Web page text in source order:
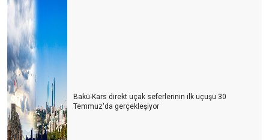
Bakü-Kars direkt uçak seferlerinin ilk uçuşu 30
Temmuz'da gerçekleşiyor